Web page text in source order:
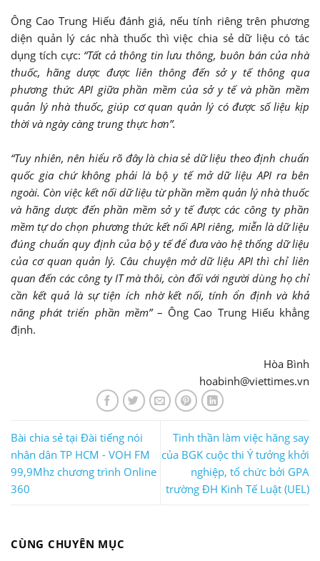
Ông Cao Trung Hiếu đánh giá, nếu tính riêng trên phương
diện quản lý các nhà thuốc thì việc chia sẻ dữ liệu có tác
dụng tích cực: “Tất cả thông tin lưu thông, buôn bán của nhà
thuốc, hãng dược được liên thông đến sở y tế thông qua
phương thức API giữa phần mềm của sở y tế và phần mềm
quản lý nhà thuốc, giúp cơ quan quản lý có được số liệu kịp
thời và ngày càng trung thực hơn”.
“Tuy nhiên, nên hiểu rõ đây là chia sẻ dữ liệu theo định chuẩn
quốc gia chứ không phải là bộ y tế mở dữ liệu API ra bên
ngoài. Còn việc kết nối dữ liệu từ phần mềm quản lý nhà thuốc
và hãng dược đến phần mềm sở y tế được các công ty phần
mềm tự do chọn phương thức kết nối API riêng, miễn là dữ liệu
đúng chuẩn quy định của bộ y tế để đưa vào hệ thống dữ liệu
của cơ quan quản lý. Câu chuyện mở dữ liệu API thì chỉ liên
quan đến các công ty IT mà thôi, còn đối với người dùng họ chỉ
cần kết quả là sự tiện ích nhờ kết nối, tính ổn định và khả
năng phát triển phần mềm”– Ông Cao Trung Hiếu khẳng
định.
Hòa Bình
hoabinh@viettimes.vn
Bài chia sẻ tại Đài tiếng nói
nhân dân TP HCM - VOH FM
99,9Mhz chương trình Online
360
Tinh thần làm việc hăng say
của BGK cuộc thi Ý tưởng khởi
nghiệp, tổ chức bởi GPA
trường ĐH Kinh Tế Luật (UEL)
CÙNG CHUYÊN MỤC